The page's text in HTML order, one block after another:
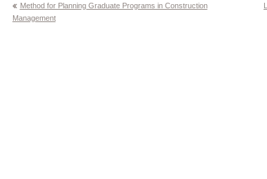
Navegación
de
Method for Planning Graduate Programs in Construction
Management